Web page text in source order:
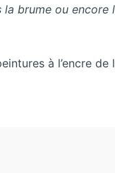
brume ou encore
à l’encre de